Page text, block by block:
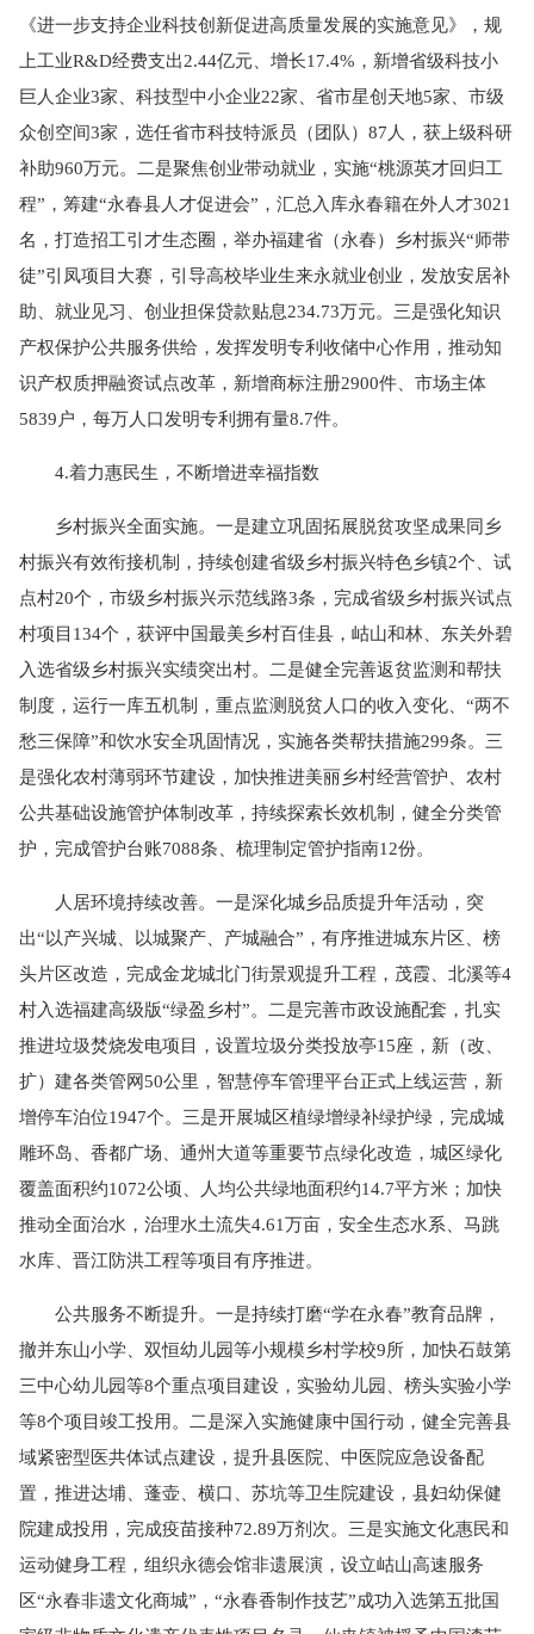
《进一步支持企业科技创新促进高质量发展的实施意见》，规
上工业R&D经费支出2.44亿元、增长17.4%，新增省级科技小
巨人企业3家、科技型中小企业22家、省市星创天地5家、市级
众创空间3家，选任省市科技特派员（团队）87人，获上级科研
补助960万元。二是聚焦创业带动就业，实施“桃源英才回归工
程”，筹建“永春县人才促进会”，汇总入库永春籍在外人才3021
名，打造招工引才生态圈，举办福建省（永春）乡村振兴“师带
徒”引凤项目大赛，引导高校毕业生来永就业创业，发放安居补
助、就业见习、创业担保贷款贴息234.73万元。三是强化知识
产权保护公共服务供给，发挥发明专利收储中心作用，推动知
识产权质押融资试点改革，新增商标注册2900件、市场主体
5839户，每万人口发明专利拥有量8.7件。
4.着力惠民生，不断增进幸福指数
乡村振兴全面实施。一是建立巩固拓展脱贫攻坚成果同乡
村振兴有效衔接机制，持续创建省级乡村振兴特色乡镇2个、试
点村20个，市级乡村振兴示范线路3条，完成省级乡村振兴试点
村项目134个，获评中国最美乡村百佳县，岵山和林、东关外碧
入选省级乡村振兴实绩突出村。二是健全完善返贫监测和帮扶
制度，运行一库五机制，重点监测脱贫人口的收入变化、“两不
愁三保障”和饮水安全巩固情况，实施各类帮扶措施299条。三
是强化农村薄弱环节建设，加快推进美丽乡村经营管护、农村
公共基础设施管护体制改革，持续探索长效机制，健全分类管
护，完成管护台账7088条、梳理制定管护指南12份。
人居环境持续改善。一是深化城乡品质提升年活动，突
出“以产兴城、以城聚产、产城融合”，有序推进城东片区、榜
头片区改造，完成金龙城北门街景观提升工程，茂霞、北溪等4
村入选福建高级版“绿盈乡村”。二是完善市政设施配套，扎实
推进垃圾焚烧发电项目，设置垃圾分类投放亭15座，新（改、
扩）建各类管网50公里，智慧停车管理平台正式上线运营，新
增停车泊位1947个。三是开展城区植绿增绿补绿护绿，完成城
雕环岛、香都广场、通州大道等重要节点绿化改造，城区绿化
覆盖面积约1072公顷、人均公共绿地面积约14.7平方米；加快
推动全面治水，治理水土流失4.61万亩，安全生态水系、马跳
水库、晋江防洪工程等项目有序推进。
公共服务不断提升。一是持续打磨“学在永春”教育品牌，
撤并东山小学、双恒幼儿园等小规模乡村学校9所，加快石鼓第
三中心幼儿园等8个重点项目建设，实验幼儿园、榜头实验小学
等8个项目竣工投用。二是深入实施健康中国行动，健全完善县
域紧密型医共体试点建设，提升县医院、中医院应急设备配
置，推进达埔、蓬壶、横口、苏坑等卫生院建设，县妇幼保健
院建成投用，完成疫苗接种72.89万剂次。三是实施文化惠民和
运动健身工程，组织永德会馆非遗展演，设立岵山高速服务
区“永春非遗文化商城”，“永春香制作技艺”成功入选第五批国